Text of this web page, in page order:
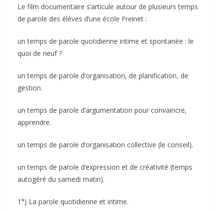
Le film documentaire s’articule autour de plusieurs temps
de parole des élèves d’une école Freinet :
un temps de parole quotidienne intime et spontanée : le
quoi de neuf ?
un temps de parole d’organisation, de planification, de
gestion.
un temps de parole d’argumentation pour convaincre,
apprendre.
un temps de parole d’organisation collective (le conseil).
un temps de parole d’expression et de créativité (temps
autogéré du samedi matin).
1°) La parole quotidienne et intime.